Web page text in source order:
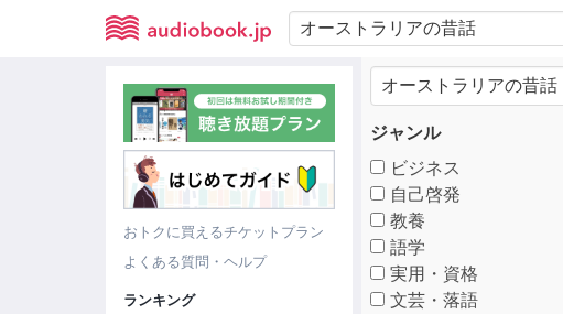
おトクに買えるチケットプラン
よくある質問・ヘルプ
ランキング
ジャンル
ビジネス
自己啓発
教養
語学
実用・資格
文芸・落語